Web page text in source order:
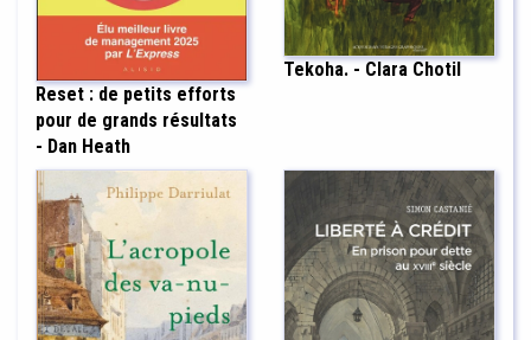
Reset : de petits efforts
pour de grands résultats
- Dan Heath
Tekoha. - Clara Chotil